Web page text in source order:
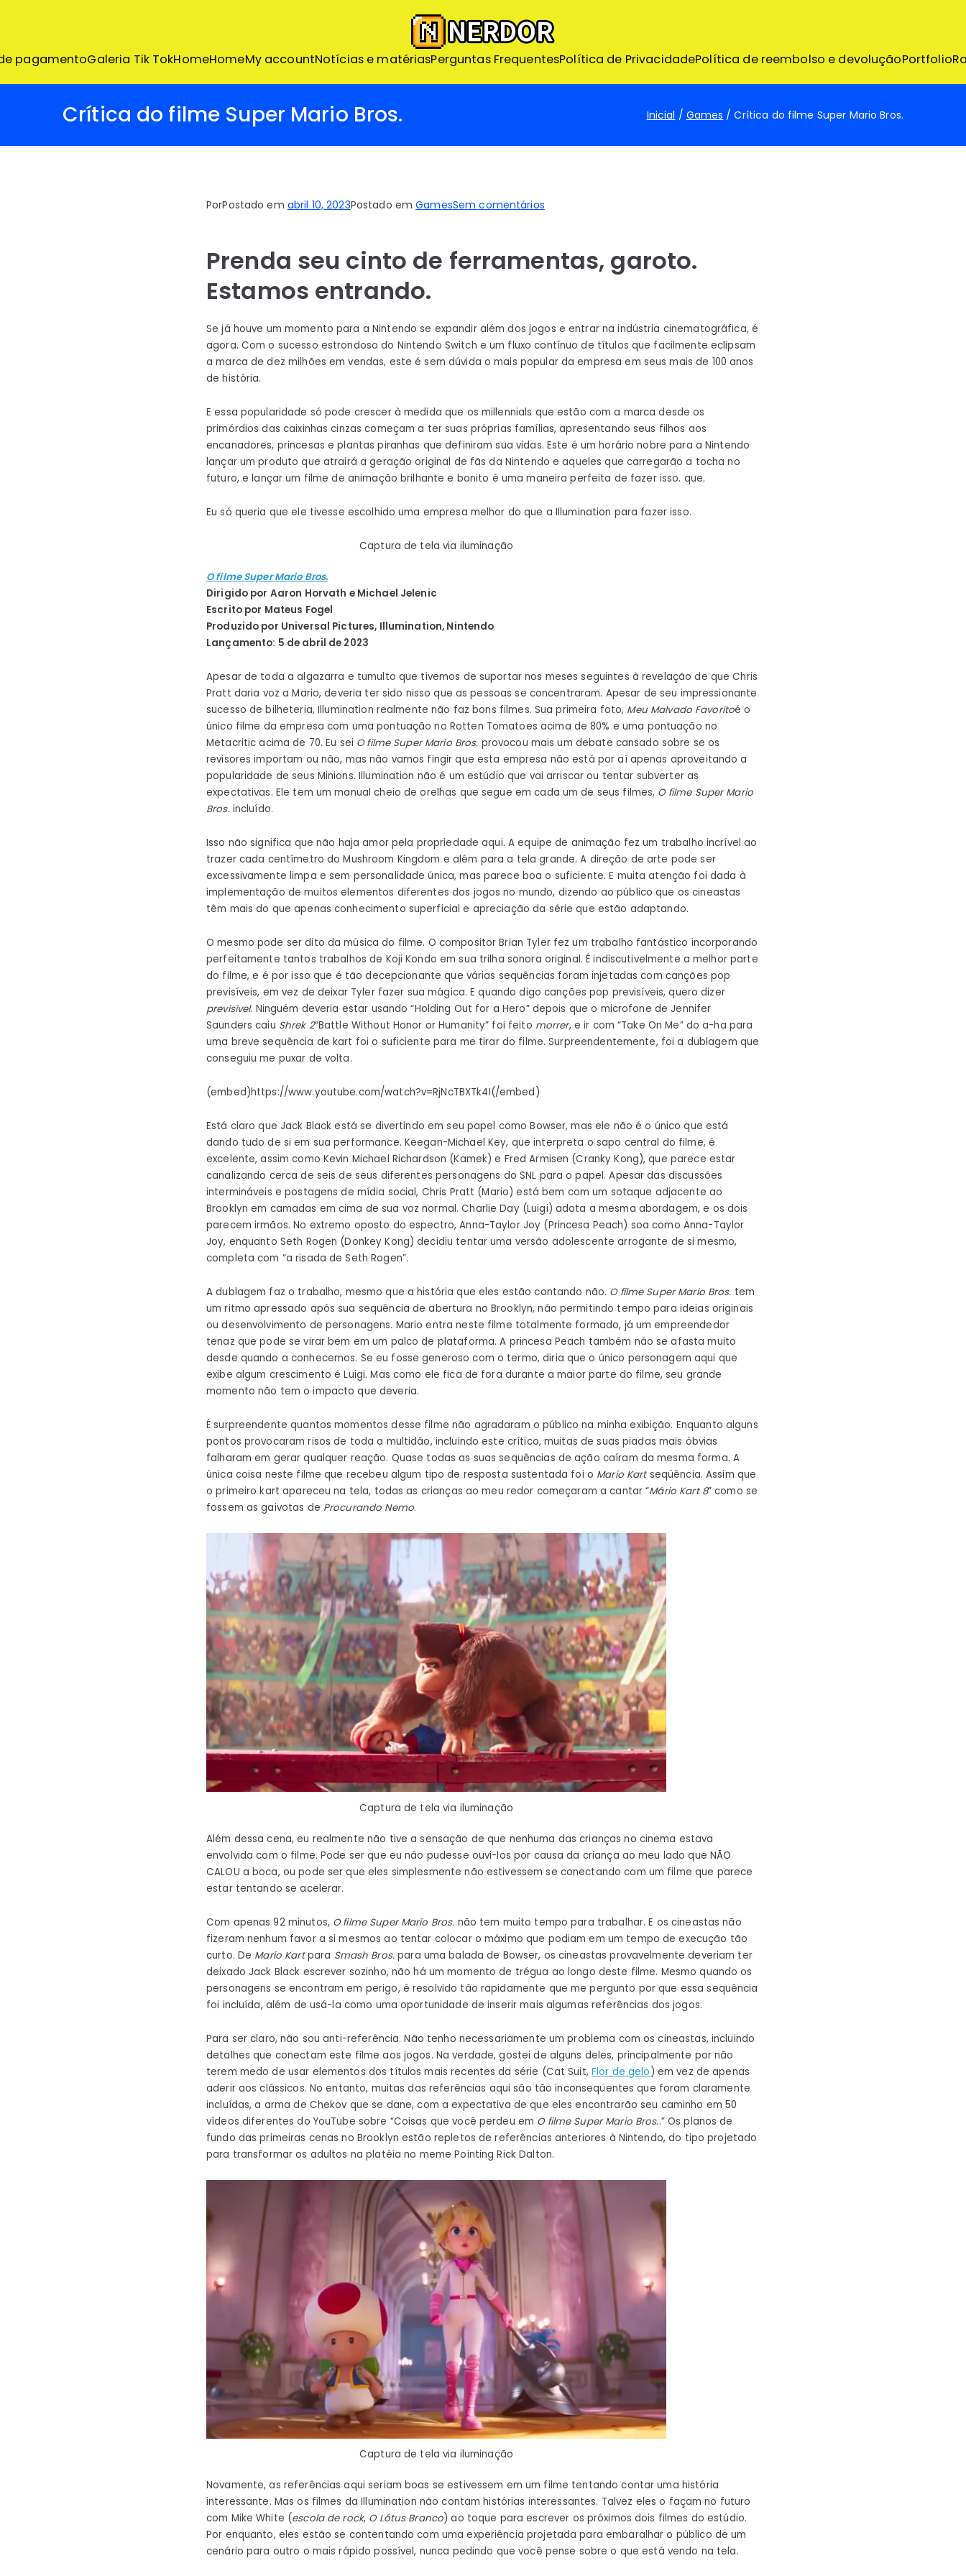
conteúdo
Nerdor – Nerd ao Extremo
Nerdor - A maior loja Nerd
pagamentoGaleria Tik TokHomeHomeMy accountNotícias e matériasPerguntas FrequentesPolítica de PrivacidadePolítica de reembolso e devoluçãoPortfolio
Crítica do filme Super Mario Bros. Inicial Games Crítica do filme Super Mario Bros.
PorPostado em abril 10, 2023Postado emGamesSem comentáriosem
filme
Prenda seu cinto de ferramentas, garoto.
Estamos entrando.
Se já houve um momento para a Nintendo se expandir além dos jogos e entrar na indústria cinematográfica, é
agora. Com o sucesso estrondoso do Nintendo Switch e um fluxo contínuo de títulos que facilmente eclipsam
a marca de dez milhões em vendas, este é sem dúvida o mais popular da empresa em seus mais de 100 anos
de história.
E essa popularidade só pode crescer à medida que os millennials que estão com a marca desde os
primórdios das caixinhas cinzas começam a ter suas próprias famílias, apresentando seus filhos aos
encanadores, princesas e plantas piranhas que definiram sua vidas. Este é um horário nobre para a Nintendo
lançar um produto que atrairá a geração original de fãs da Nintendo e aqueles que carregarão a tocha no
futuro, e lançar um filme de animação brilhante e bonito é uma maneira perfeita de fazer isso. que.
Eu só queria que ele tivesse escolhido uma empresa melhor do que a Illumination para fazer isso.
Captura de tela via iluminação
O filme Super Mario Bros.
Dirigido por Aaron Horvath e Michael Jelenic
Escrito por Mateus Fogel
Produzido por Universal Pictures, Illumination, Nintendo
Lançamento: 5 de abril de 2023
Apesar de toda a algazarra e tumulto que tivemos de suportar nos meses seguintes à revelação de que Chris
Pratt daria voz a Mario, deveria ter sido nisso que as pessoas se concentraram. Apesar de seu impressionante
sucesso de bilheteria, Illumination realmente não faz bons filmes. Sua primeira foto, Meu Malvado Favoritoé o
único filme da empresa com uma pontuação no Rotten Tomatoes acima de 80% e uma pontuação no
Metacritic acima de 70. Eu sei O filme Super Mario Bros. provocou mais um debate cansado sobre se os
revisores importam ou não, mas não vamos fingir que esta empresa não está por aí apenas aproveitando a
popularidade de seus Minions. Illumination não é um estúdio que vai arriscar ou tentar subverter as
expectativas. Ele tem um manual cheio de orelhas que segue em cada um de seus filmes, O filme Super Mario
Bros.incluído.
Isso não significa que não haja amor pela propriedade aqui. A equipe de animação fez um trabalho incrível ao
trazer cada centímetro do Mushroom Kingdom e além para a tela grande. A direção de arte pode ser
excessivamente limpa e sem personalidade única, mas parece boa o suficiente. E muita atenção foi dada à
implementação de muitos elementos diferentes dos jogos no mundo, dizendo ao público que os cineastas
têm mais do que apenas conhecimento superficial e apreciação da série que estão adaptando.
O mesmo pode ser dito da música do filme. O compositor Brian Tyler fez um trabalho fantástico incorporando
perfeitamente tantos trabalhos de Koji Kondo em sua trilha sonora original. É indiscutivelmente a melhor parte
do filme, e é por isso que é tão decepcionante que várias sequências foram injetadas com canções pop
previsíveis, em vez de deixar Tyler fazer sua mágica. E quando digo canções pop previsíveis, quero dizer
previsível. Ninguém deveria estar usando “Holding Out for a Hero” depois que o microfone de Jennifer
Saunders caiu Shrek 2“Battle Without Honor or Humanity” foi feito morrer, e ir com “Take On Me” do a-ha para
uma breve sequência de kart foi o suficiente para me tirar do filme. Surpreendentemente, foi a dublagem que
conseguiu me puxar de volta.
(embed)https://www.youtube.com/watch?v=RjNcTBXTk4I(/embed)
Está claro que Jack Black está se divertindo em seu papel como Bowser, mas ele não é o único que está
dando tudo de si em sua performance. Keegan-Michael Key, que interpreta o sapo central do filme, é
excelente, assim como Kevin Michael Richardson (Kamek) e Fred Armisen (Cranky Kong), que parece estar
canalizando cerca de seis de seus diferentes personagens do SNL para o papel. Apesar das discussões
intermináveis ​​e postagens de mídia social, Chris Pratt (Mario) está bem com um sotaque adjacente ao
Brooklyn em camadas em cima de sua voz normal. Charlie Day (Luigi) adota a mesma abordagem, e os dois
parecem irmãos. No extremo oposto do espectro, Anna-Taylor Joy (Princesa Peach) soa como Anna-Taylor
Joy, enquanto Seth Rogen (Donkey Kong) decidiu tentar uma versão adolescente arrogante de si mesmo,
completa com “a risada de Seth Rogen”.
A dublagem faz o trabalho, mesmo que a história que eles estão contando não. O filme Super Mario Bros. tem
um ritmo apressado após sua sequência de abertura no Brooklyn, não permitindo tempo para ideias originais
ou desenvolvimento de personagens. Mario entra neste filme totalmente formado, já um empreendedor
tenaz que pode se virar bem em um palco de plataforma. A princesa Peach também não se afasta muito
desde quando a conhecemos. Se eu fosse generoso com o termo, diria que o único personagem aqui que
exibe algum crescimento é Luigi. Mas como ele fica de fora durante a maior parte do filme, seu grande
momento não tem o impacto que deveria.
É surpreendente quantos momentos desse filme não agradaram o público na minha exibição. Enquanto alguns
pontos provocaram risos de toda a multidão, incluindo este crítico, muitas de suas piadas mais óbvias
falharam em gerar qualquer reação. Quase todas as suas sequências de ação caíram da mesma forma. A
única coisa neste filme que recebeu algum tipo de resposta sustentada foi o Mario Kartseqüência. Assim que
o primeiro kart apareceu na tela, todas as crianças ao meu redor começaram a cantar “Mário Kart 8” como se
fossem as gaivotas de Procurando Nemo.
Captura de tela via iluminação
Além dessa cena, eu realmente não tive a sensação de que nenhuma das crianças no cinema estava
envolvida com o filme. Pode ser que eu não pudesse ouvi-los por causa da criança ao meu lado que NÃO
CALOU a boca, ou pode ser que eles simplesmente não estivessem se conectando com um filme que parece
estar tentando se acelerar.
Com apenas 92 minutos, O filme Super Mario Bros. não tem muito tempo para trabalhar. E os cineastas não
fizeram nenhum favor a si mesmos ao tentar colocar o máximo que podiam em um tempo de execução tão
curto. De Mario Kartpara Smash Bros.para uma balada de Bowser, os cineastas provavelmente deveriam ter
deixado Jack Black escrever sozinho, não há um momento de trégua ao longo deste filme. Mesmo quando os
personagens se encontram em perigo, é resolvido tão rapidamente que me pergunto por que essa sequência
foi incluída, além de usá-la como uma oportunidade de inserir mais algumas referências dos jogos.
Para ser claro, não sou anti-referência. Não tenho necessariamente um problema com os cineastas, incluindo
detalhes que conectam este filme aos jogos. Na verdade, gostei de alguns deles, principalmente por não
terem medo de usar elementos dos títulos mais recentes da série (Cat Suit, Flor de gelo) em vez de apenas
aderir aos clássicos. No entanto, muitas das referências aqui são tão inconseqüentes que foram claramente
incluídas, a arma de Chekov que se dane, com a expectativa de que eles encontrarão seu caminho em 50
vídeos diferentes do YouTube sobre “Coisas que você perdeu em O filme Super Mario Bros..” Os planos de
fundo das primeiras cenas no Brooklyn estão repletos de referências anteriores à Nintendo, do tipo projetado
para transformar os adultos na platéia no meme Pointing Rick Dalton.
Captura de tela via iluminação
Novamente, as referências aqui seriam boas se estivessem em um filme tentando contar uma história
interessante. Mas os filmes da Illumination não contam histórias interessantes. Talvez eles o façam no futuro
com Mike White (escola de rock, O Lótus Branco) ao toque para escrever os próximos dois filmes do estúdio.
Por enquanto, eles estão se contentando com uma experiência projetada para embaralhar o público de um
cenário para outro o mais rápido possível, nunca pedindo que você pense sobre o que está vendo na tela.